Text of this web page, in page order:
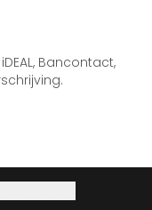
Bancontact,